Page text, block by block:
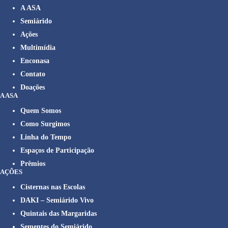
A ASA
Semiárido
Ações
Multimídia
Enconasa
Contato
Doações
A ASA
Quem Somos
Como Surgimos
Linha do Tempo
Espaços de Participação
Prêmios
AÇÕES
Cisternas nas Escolas
DAKI – Semiárido Vivo
Quintais das Margaridas